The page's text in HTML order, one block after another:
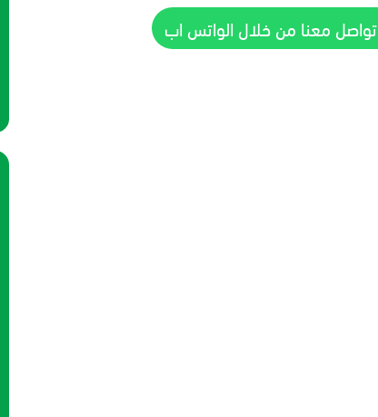
تواصل معنا من خلال الواتس اب